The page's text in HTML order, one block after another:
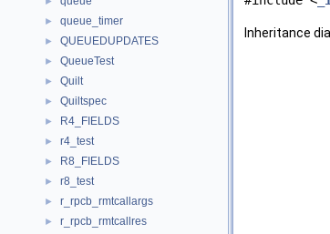
► queue_timer
► QUEUEDUPDATES
► QueueTest
► Quilt
► Quiltspec
► R4_FIELDS
► r4_test
► R8_FIELDS
► r8_test
► r_rpcb_rmtcallargs
► r_rpcb_rmtcallres
Inheritance